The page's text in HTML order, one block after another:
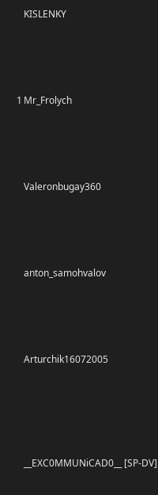
KISLENKY
1 Mr_Frolych
Valeronbugay360
anton_samohvalov
Arturchik16072005
__EXC0MMUNiCAD0__ [SP-DV]